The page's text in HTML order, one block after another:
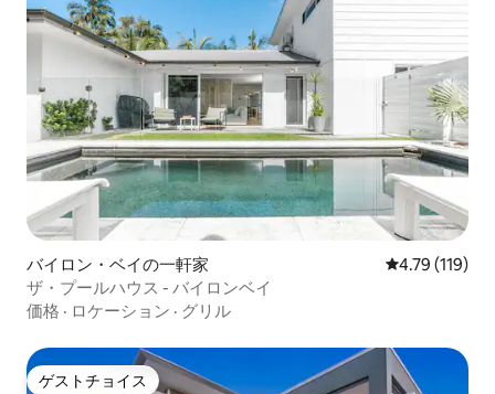
バイロン・ベイの一軒家 レビュー119
4.79 (119)
ザ・プールハウス - バイロンベイ
価格 · ロケーション · グリル
ゲストチョイス
ゲストチョイス